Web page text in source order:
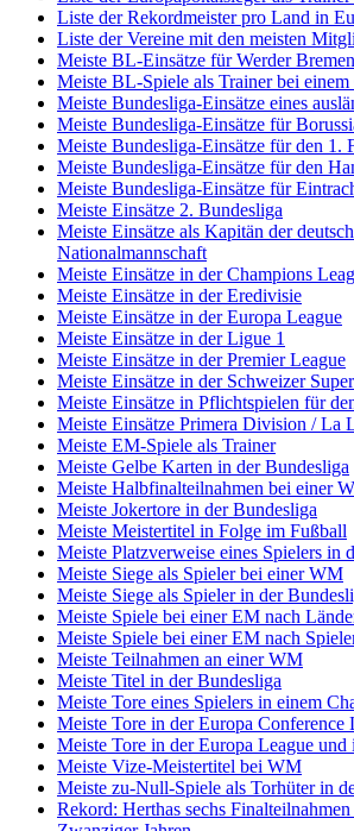
Liste der Rekordmeister pro Land in
Liste der Vereine mit den meisten
Meiste BL-Einsätze für Werder Bremen
Meiste BL-Spiele als Trainer bei
Meiste Bundesliga-Einsätze eines
Meiste Bundesliga-Einsätze für
Meiste Bundesliga-Einsätze für den 1.
Meiste Bundesliga-Einsätze für den
Meiste Bundesliga-Einsätze für
Meiste Einsätze 2. Bundesliga
Meiste Einsätze als Kapitän der
Nationalmannschaft
Meiste Einsätze in der Champions
Meiste Einsätze in der Eredivisie
Meiste Einsätze in der Europa League
Meiste Einsätze in der Ligue 1
Meiste Einsätze in der Premier League
Meiste Einsätze in der Schweizer
Meiste Einsätze in Pflichtspielen für
Meiste Einsätze Primera Division / La
Meiste EM-Spiele als Trainer
Meiste Gelbe Karten in der Bundesliga
Meiste Halbfinalteilnahmen bei einer
Meiste Jokertore in der Bundesliga
Meiste Meistertitel in Folge im Fußball
Meiste Platzverweise eines Spielers in
Meiste Siege als Spieler bei einer WM
Meiste Siege als Spieler in der
Meiste Spiele bei einer EM nach
Meiste Spiele bei einer EM nach
Meiste Teilnahmen an einer WM
Meiste Titel in der Bundesliga
Meiste Tore eines Spielers in einem
Meiste Tore in der Europa Conference
Meiste Tore in der Europa League
Meiste Vize-Meistertitel bei WM
Meiste zu-Null-Spiele als Torhüter in
Rekord: Herthas sechs